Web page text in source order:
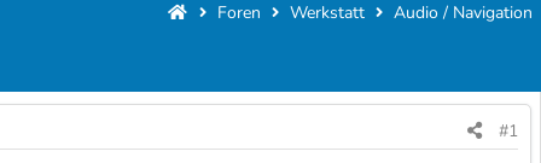
Foren Werkstatt Audio / Navigation
#1